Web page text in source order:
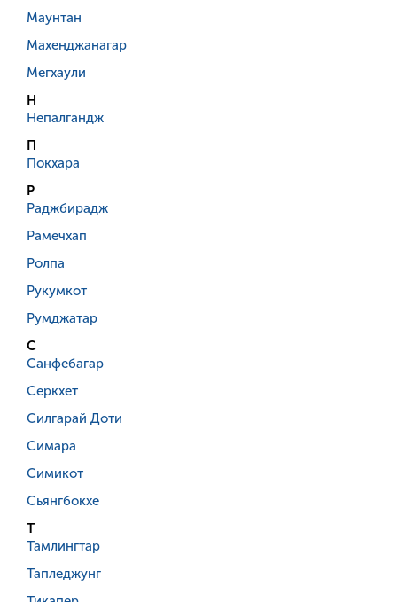
Маунтан
Махенджанагар
Мегхаули
Н
Непалгандж
П
Покхара
Р
Раджбирадж
Рамечхап
Ролпа
Рукумкот
Румджатар
С
Санфебагар
Серкхет
Силгарай Доти
Симара
Симикот
Сьянгбокхе
Т
Тамлингтар
Тапледжунг